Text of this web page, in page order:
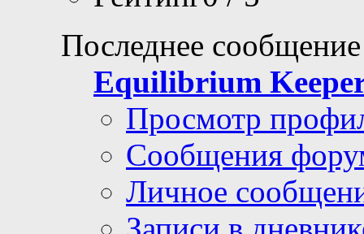
Последнее
Equilibrium
Просмотр
Сообщения
Личное